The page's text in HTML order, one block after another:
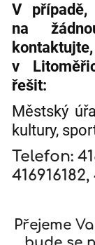
V
na
v
řešit:
Městský
kultury,
Telefon:
416916182,
Přejeme